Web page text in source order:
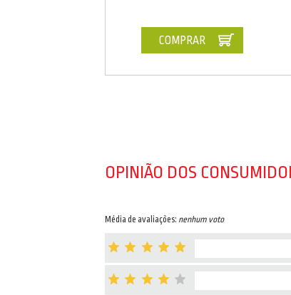
COMPRAR
OPINIÃO DOS
Média de avaliações: nenhum voto